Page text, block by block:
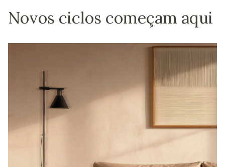
Novos ciclos começam aqui